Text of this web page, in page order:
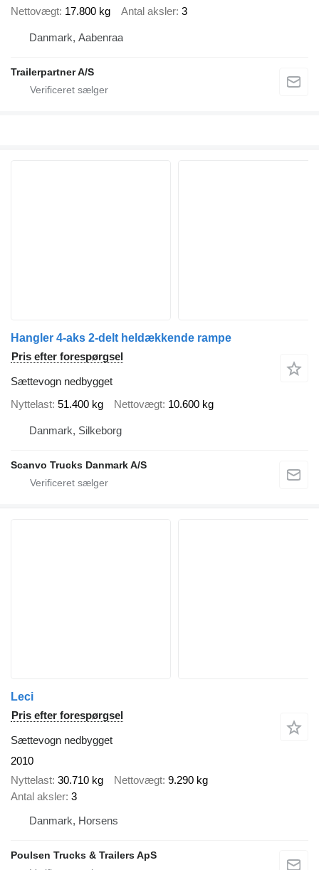
Nettovægt 17.800 kg Antal aksler 3
Danmark, Aabenraa
Trailerpartner A/S
Hangler 4-aks 2-delt heldækkende rampe
Pris efter forespørgsel
Sættevogn nedbygget
Nyttelast 51.400 kg Nettovægt 10.600 kg
Danmark, Silkeborg
Scanvo Trucks Danmark A/S
Leci
Pris efter forespørgsel
Sættevogn nedbygget
2010
Nyttelast 30.710 kg Nettovægt 9.290 kg
Antal aksler 3
Danmark, Horsens
Poulsen Trucks & Trailers ApS